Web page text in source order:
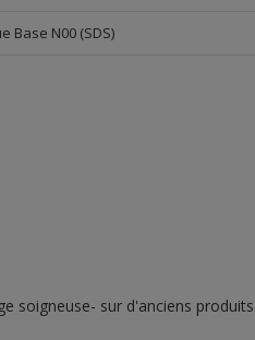
Base N00 (SDS)
soigneuse- sur d'anciens